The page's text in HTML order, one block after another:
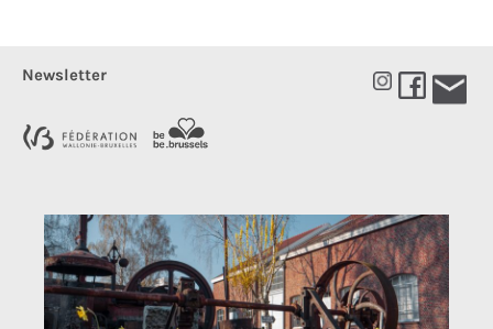
Newsletter